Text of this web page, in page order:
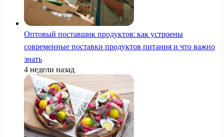
Оптовый поставщик продуктов: как устроены
современные поставки продуктов питания и что важно
знать
4 недели назад